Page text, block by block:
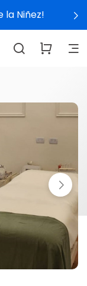
la Niñez!